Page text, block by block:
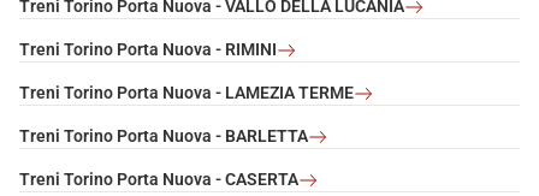
Treni Torino Porta Nuova - VALLO DELLA LUCANIA
Treni Torino Porta Nuova - RIMINI
Treni Torino Porta Nuova - LAMEZIA TERME
Treni Torino Porta Nuova - BARLETTA
Treni Torino Porta Nuova - CASERTA